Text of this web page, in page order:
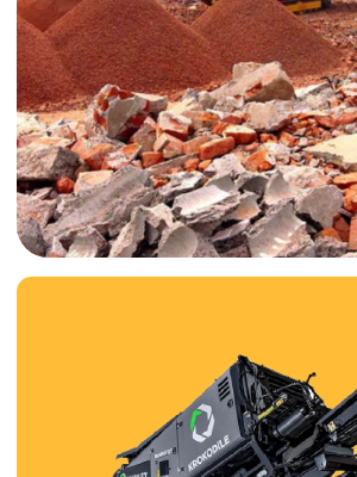
ЭКСКЛЮЗИВНАЯ ТЕХНИКА
Компания КЛЕВЕР предлагает большой выбор
спецтехники для выполнения строительных,
демонтажных и земляных работ.
В нашем штате работают постоянные